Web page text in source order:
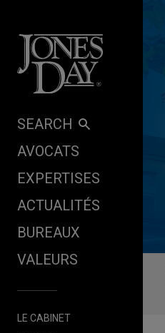
SEARCH
AVOCATS
EXPERTISES
ACTUALITÉS
BUREAUX
VALEURS
LE CABINET